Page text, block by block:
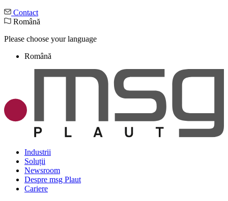
Contact
Română
Please choose your language
Română
Industrii
Soluții
Newsroom
Despre msg Plaut
Cariere